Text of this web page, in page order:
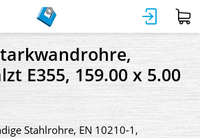
E355, 159.00 x 5.00
Stahlrohre, EN 10210-1,